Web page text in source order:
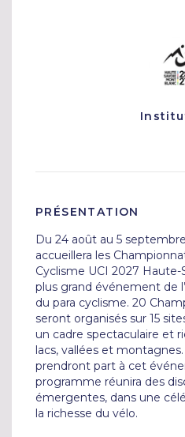
PRÉSENTATION
Du 24 août au 5
accueillera les
Cyclisme UCI 2027
plus grand événement de
du para cyclisme. 20
seront organisés sur 15
un cadre spectaculaire et
lacs, vallées et
prendront part à cet
programme réunira des
émergentes, dans une
la richesse du vélo.